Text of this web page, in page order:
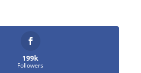
199k
Followers